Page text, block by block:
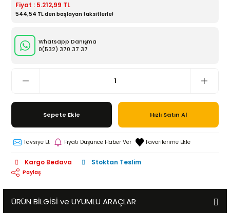
Fiyat : 5.212,99 TL
544,54 TL den başlayan taksitlerle!
Whatsapp Danışma
0(532) 370 37 37
Sepete Ekle Hızlı Satın Al
Tavsiye Et Fiyatı Düşünce Haber Ver
Kargo Bedava Stoktan Teslim
Paylaş
ÜRÜN BİLGİSİ ve UYUMLU ARAÇLAR